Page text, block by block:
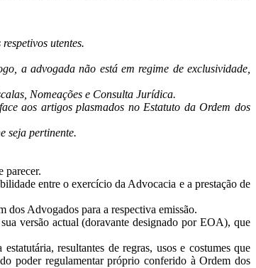
utentes.
a advogada não está em regime de exclusividade,
Nomeações e Consulta Jurídica.
aos artigos plasmados no Estatuto da Ordem dos
seja pertinente.
parecer.
entre o exercício da Advocacia e a prestação de
Advogados para a respectiva emissão.
versão actual (doravante designado por EOA), que
resultantes de regras, usos e costumes que
poder regulamentar próprio conferido à Ordem dos